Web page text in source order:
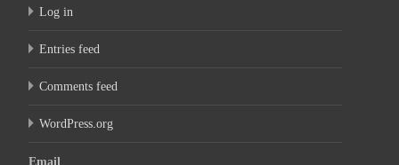
Log in
Entries feed
Comments feed
WordPress.org